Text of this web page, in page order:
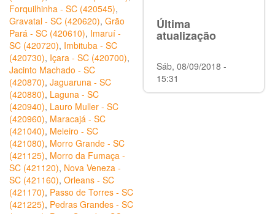
Forquilhinha - SC (420545),
Gravatal - SC (420620), Grão
Pará - SC (420610), Imaruí -
SC (420720), Imbituba - SC
(420730), Içara - SC (420700),
Jacinto Machado - SC
(420870), Jaguaruna - SC
(420880), Laguna - SC
(420940), Lauro Muller - SC
(420960), Maracajá - SC
(421040), Meleiro - SC
(421080), Morro Grande - SC
(421125), Morro da Fumaça -
SC (421120), Nova Veneza -
SC (421160), Orleans - SC
(421170), Passo de Torres - SC
(421225), Pedras Grandes - SC
Última
atualização
Sáb, 08/09/2018 -
15:31